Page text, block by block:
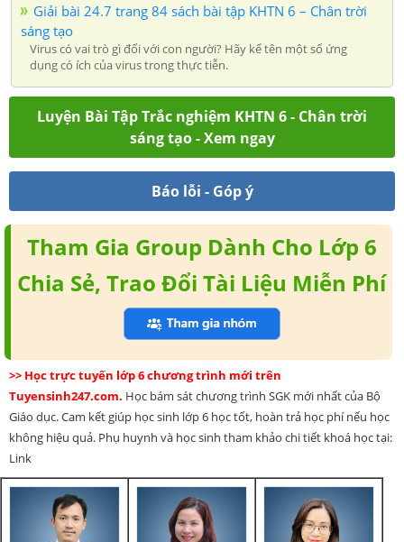
Giải bài 24.7 trang 84 sách bài tập KHTN 6 – Chân trời
sáng tạo
Virus có vai trò gì đối với con người? Hãy kể tên một số ứng
dụng có ích của virus trong thực tiễn.
Luyện Bài Tập Trắc nghiệm KHTN 6 - Chân trời
sáng tạo - Xem ngay
Báo lỗi - Góp ý
Tham Gia Group Dành Cho Lớp 6
Chia Sẻ, Trao Đổi Tài Liệu Miễn Phí
>> Học trực tuyến lớp 6 chương trình mới trên
Tuyensinh247.com. Học bám sát chương trình SGK mới nhất của Bộ
Giáo dục. Cam kết giúp học sinh lớp 6 học tốt, hoàn trả học phí nếu học
không hiệu quả. Phụ huynh và học sinh tham khảo chi tiết khoá học tại:
Link